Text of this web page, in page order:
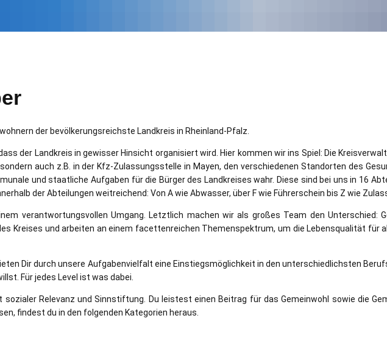
der bevölkerungsreichste Landkreis in Rheinland-Pfalz.
der Landkreis in gewisser Hinsicht organisiert wird. Hier kommen wir ins Spiel: Die
auch z.B. in der Kfz-Zulassungsstelle in Mayen, den verschiedenen Standorten des
und staatliche Aufgaben für die Bürger des Landkreises wahr. Diese sind bei uns in 16
der Abteilungen weitreichend: Von A wie Abwasser, über F wie Führerschein bis Z wie
verantwortungsvollen Umgang. Letztlich machen wir als großes Team den Unterschied:
Kreises und arbeiten an einem facettenreichen Themenspektrum, um die Lebensqualität für
Dir durch unsere Aufgabenvielfalt eine Einstiegsmöglichkeit in den unterschiedlichsten
Für jedes Level ist was dabei.
sozialer Relevanz und Sinnstiftung. Du leistest einen Beitrag für das Gemeinwohl sowie die
findest du in den folgenden Kategorien heraus.